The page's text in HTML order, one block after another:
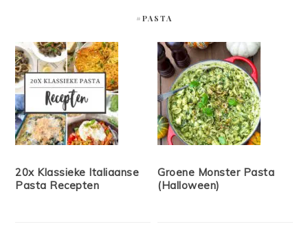
#PASTA
20x Klassieke Italiaanse
Pasta Recepten
Groene Monster Pasta
(Halloween)